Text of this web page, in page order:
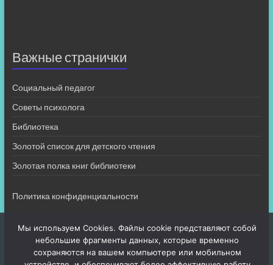
Важные странички
Социальный педагог
Советы психолога
Библиотека
Золотой список для детского чтения
Золотая полка книг библиотеки
Политика конфиденциальности
Мы используем Cookies. Файлы cookie представляют собой
небольшие фрагменты данных, которые временно
сохраняются на вашем компьютере или мобильном